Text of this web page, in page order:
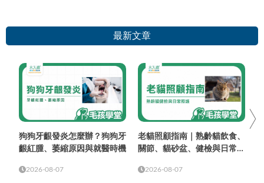
最新文章
狗狗牙齦發炎怎麼辦？狗狗牙
齦紅腫、萎縮原因與就醫時機
2026-08-07
老貓照顧指南｜熟齡貓飲食、
關節、貓砂盆、健檢與日常照
2026-08-07